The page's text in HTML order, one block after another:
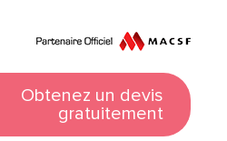
Obtenez un devis
gratuitement